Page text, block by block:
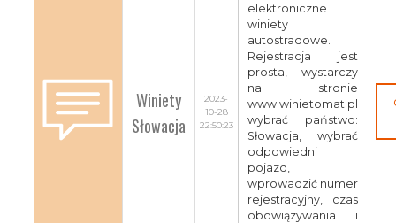
Winiety
Słowacja
2023-
10-28
22:50:23
elektroniczne
winiety
autostradowe.
Rejestracja jest
prosta, wystarczy
na stronie
www.winietomat.pl
wybrać państwo:
Słowacja, wybrać
odpowiedni
pojazd,
wprowadzić numer
rejestracyjny, czas
obowiązywania i